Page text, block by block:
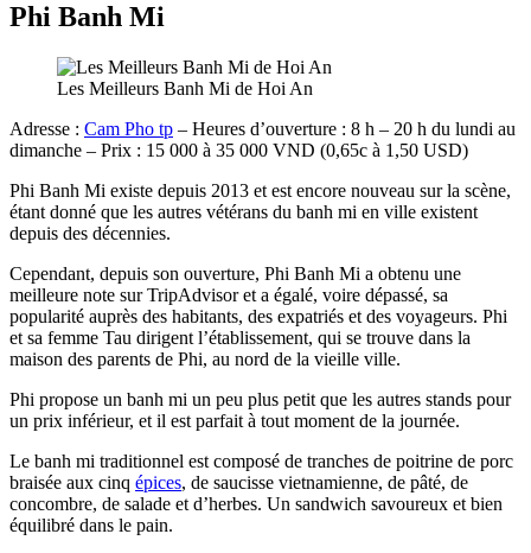
Phi Banh Mi
Les Meilleurs Banh Mi de Hoi An
Adresse : Cam Pho tp – Heures d’ouverture : 8 h – 20 h du lundi au
dimanche – Prix : 15 000 à 35 000 VND (0,65c à 1,50 USD)
Phi Banh Mi existe depuis 2013 et est encore nouveau sur la scène,
étant donné que les autres vétérans du banh mi en ville existent
depuis des décennies.
Cependant, depuis son ouverture, Phi Banh Mi a obtenu une
meilleure note sur TripAdvisor et a égalé, voire dépassé, sa
popularité auprès des habitants, des expatriés et des voyageurs. Phi
et sa femme Tau dirigent l’établissement, qui se trouve dans la
maison des parents de Phi, au nord de la vieille ville.
Phi propose un banh mi un peu plus petit que les autres stands pour
un prix inférieur, et il est parfait à tout moment de la journée.
Le banh mi traditionnel est composé de tranches de poitrine de porc
braisée aux cinq épices, de saucisse vietnamienne, de pâté, de
concombre, de salade et d’herbes. Un sandwich savoureux et bien
équilibré dans le pain.